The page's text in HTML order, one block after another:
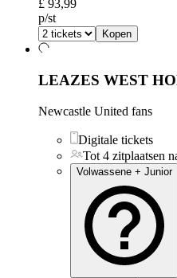
£ 93,99
p/st
Kopen
LEAZES WEST
Newcastle United fans
Digitale tickets
Tot 4 zitplaatsen
Volwassene + Junior